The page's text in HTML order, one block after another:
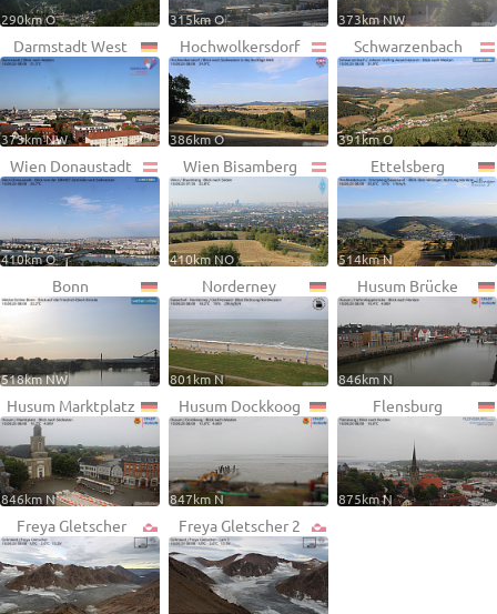
290km O 315km O 373km NW
Darmstadt West
373km NW
Hochwolkersdorf
386km O
Schwarzenbach
391km O
Wien Donaustadt
410km O
Wien Bisamberg
410km NO
Ettelsberg
514km N
Bonn
518km NW
Norderney
801km N
Husum Brücke
846km N
Husum Marktplatz
846km N
Husum Dockkoog
847km N
Flensburg
875km N
Freya Gletscher Freya Gletscher 2